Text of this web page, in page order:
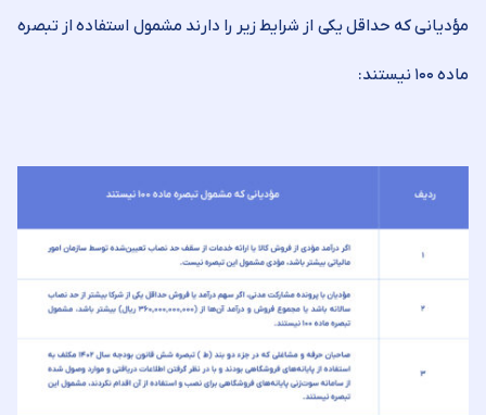
مؤدیانی که حداقل یکی از شرایط زیر را دارند مشمول استفاده از تبصره
ماده ۱۰۰ نیستند: